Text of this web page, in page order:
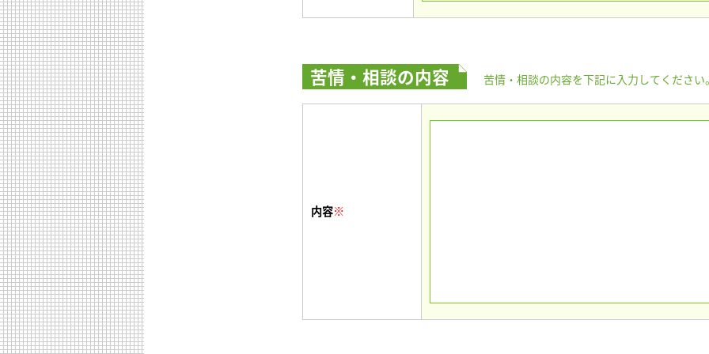
苦情・相談の内容 苦情・相談の内容を下記に入力してください
内容※